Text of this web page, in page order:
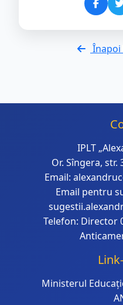
Înapoi
IPLT
Or. Sîngera, str.
Email:
Email pentru
Telefon: Director
Ministerul